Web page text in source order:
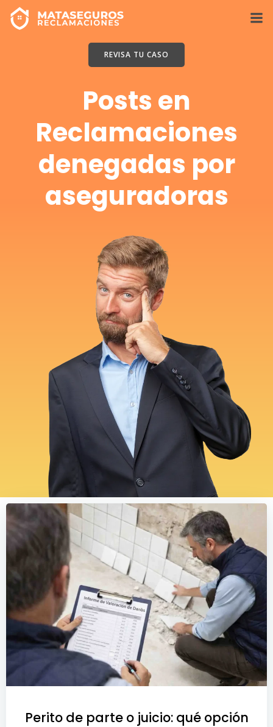
REVISA TU CASO
Posts en
Reclamaciones
denegadas por
aseguradoras
Perito de parte o juicio: qué opción